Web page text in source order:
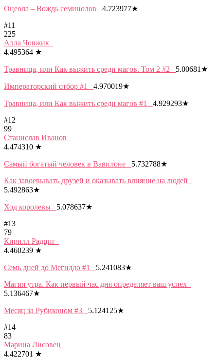
Оцеола – Вождь семинолов 4.723977★
#11
225
Алла Човжик
4.495364 ★
Травница, или Как выжить среди магов. Том 2 #2 5.00681 ★
Императорский отбор #1 4.970019★
Травница, или Как выжить среди магов #1 4.929293★
#12
99
Станислав Иванов
4.474310 ★
Самый богатый человек в Вавилоне 5.732788★
Как завоевывать друзей и оказывать влияние на людей
5.492863★
Ход королевы 5.078637★
#13
79
Кирилл Радциг
4.460239 ★
Семь дней до Мегиддо #1 5.241083★
Магия утра. Как первый час дня определяет ваш успех
5.136467★
Месяц за Рубиконом #3 5.124125★
#14
83
Марина Лисовец
4.422701 ★